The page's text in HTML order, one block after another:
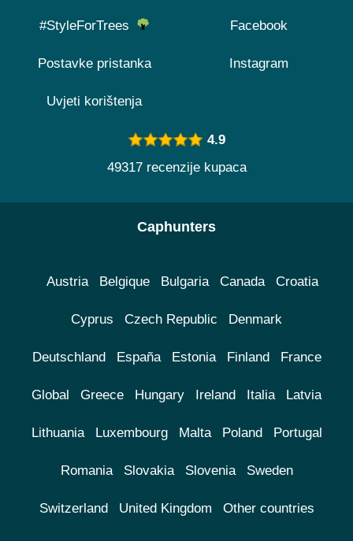
#StyleForTrees
Postavke pristanka
Uvjeti korištenja
Facebook
Instagram
4.9
49317 recenzije kupaca
Caphunters
Austria Belgique Bulgaria Canada Croatia
Cyprus Czech Republic Denmark
Deutschland España Estonia Finland France
Global Greece Hungary Ireland Italia Latvia
Lithuania Luxembourg Malta Poland Portugal
Romania Slovakia Slovenia Sweden
Switzerland United Kingdom Other countries